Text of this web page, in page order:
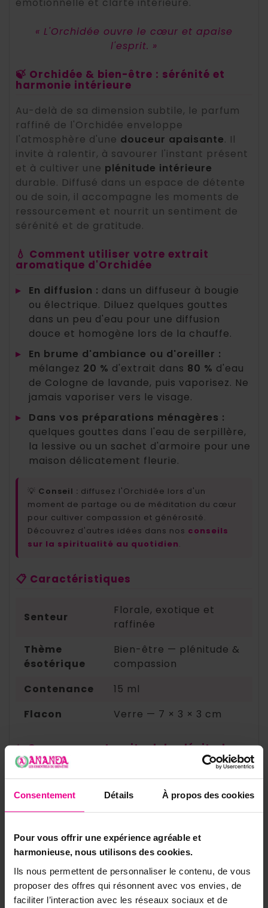
Consentement Détails À propos des cookies
Pour vous offrir une expérience agréable et
harmonieuse, nous utilisons des cookies.
Ils nous permettent de personnaliser le contenu, de vous
proposer des offres qui résonnent avec vos envies, de
faciliter l’interaction avec les réseaux sociaux et de
« L'Orchidée ouvre le cœur et apaise
l'esprit. »
🍃 Orchidée & bien-être : sérénité et
harmonie intérieure
Au-delà de sa dimension subtile, le parfum
raffiné de l'Orchidée enveloppe
l'atmosphère d'une douceur apaisante. Il
invite à ralentir, à savourer l'instant présent
et à cultiver une plénitude intérieure
durable. Diffusé dans un espace de détente
ou de soin, il accompagne les moments de
ressourcement et nourrit un sentiment de
sérénité et de gratitude.
💧 Comment utiliser votre extrait
aromatique d'Orchidée
▸ En diffusion : dans un diffuseur à bougie
ou électrique. Diluez quelques gouttes
dans un peu d'eau pour une diffusion
douce et homogène lors de la chauffe.
▸
En brume d'ambiance ou d'oreiller :
mélangez 20 % d'extrait dans 80 % d'eau
de Cologne de lavande, puis vaporisez. Ne
jamais vaporiser vers le visage.
▸
Dans vos préparations ménagères :
quelques gouttes dans l'eau de serpillère,
la lessive ou un sachet d'armoire pour une
maison délicatement fleurie.
💡 Conseil : diffusez l'Orchidée lors d'un
moment de partage ou de méditation du cœur
pour cultiver compassion et générosité.
Découvrez d'autres idées dans nos conseils
sur la spiritualité au quotidien.
📋 Caractéristiques
Senteur
Florale, exotique et
raffinée
Thème
ésotérique
Bien-être — plénitude &
compassion
Contenance
15 ml
Flacon
Verre — 7 × 3 × 3 cm
✨ Composez votre rituel de plénitude
Pour entourer votre quotidien de douceur et
de compassion, associez l'Orchidée à
d'autres parfums du cœur :
Toute la gamme →
🎁 Nos coffrets de parfums rituels